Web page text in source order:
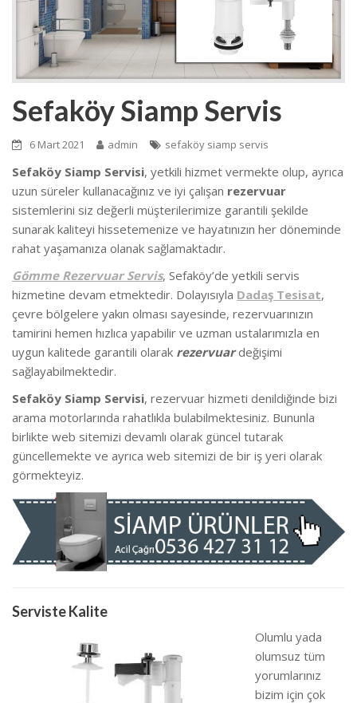
Sefaköy Siamp Servis
6 Mart 2021 admin sefaköy siamp servis
Sefaköy Siamp Servisi, yetkili hizmet vermekte olup, ayrıca
uzun süreler kullanacağınız ve iyi çalışan rezervuar
sistemlerini siz değerli müşterilerimize garantili şekilde
sunarak kaliteyi hissetemenize ve hayatınızın her döneminde
rahat yaşamanıza olanak sağlamaktadır.
Gömme Rezervuar Servis, Sefaköy’de yetkili servis
hizmetine devam etmektedir. Dolayısıyla Dadaş Tesisat,
çevre bölgelere yakın olması sayesinde, rezervuarınızın
tamirini hemen hızlıca yapabilir ve uzman ustalarımızla en
uygun kalitede garantili olarak rezervuardeğişimi
sağlayabilmektedir.
Sefaköy Siamp Servisi, rezervuar hizmeti denildiğinde bizi
arama motorlarında rahatlıkla bulabilmektesiniz. Bununla
birlikte web sitemizi devamlı olarak güncel tutarak
güncellemekte ve ayrıca web sitemizi de bir iş yeri olarak
görmekteyiz.
Serviste Kalite
Olumlu yada
olumsuz tüm
yorumlarınız
bizim için çok